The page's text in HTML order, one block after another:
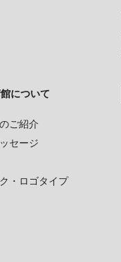
について
ご紹介
セージ
・ロゴタイプ